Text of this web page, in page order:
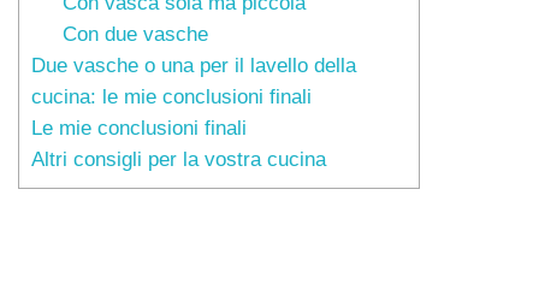
Con due vasche
Due vasche o una per il lavello della
cucina: le mie conclusioni finali
Le mie conclusioni finali
Altri consigli per la vostra cucina